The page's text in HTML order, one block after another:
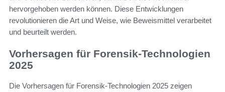
hervorgehoben werden können. Diese Entwicklungen
revolutionieren die Art und Weise, wie Beweismittel verarbeitet
und beurteilt werden.
Vorhersagen für Forensik-Technologien
2025
Die Vorhersagen für Forensik-Technologien 2025 zeigen